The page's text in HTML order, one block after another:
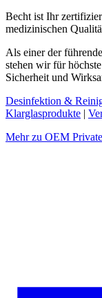
Becht ist Ihr
medizinischen
Als einer der
stehen wir für
Sicherheit und
Desinfektion &
Klarglasprodukte |
Mehr zu OEM